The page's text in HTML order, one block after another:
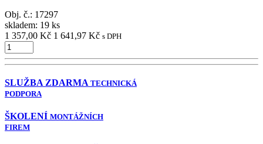
Obj. č.: 17297
skladem: 19 ks
1 357,00 Kč 1 641,97 Kč s DPH
SLUŽBA ZDARMA TECHNICKÁ
PODPORA
ŠKOLENÍ MONTÁŽNÍCH
FIREM